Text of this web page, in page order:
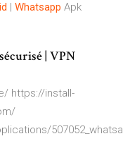
Whatsapp Apk
| VPN
https://install-